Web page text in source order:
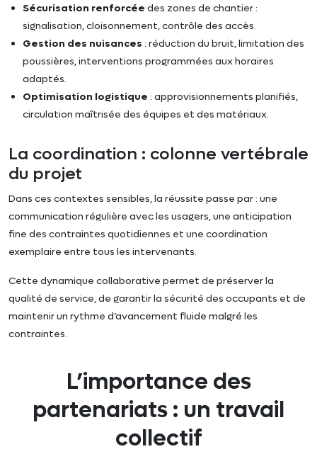
Sécurisation renforcée des zones de chantier :
signalisation, cloisonnement, contrôle des accès.
Gestion des nuisances : réduction du bruit, limitation des
poussières, interventions programmées aux horaires
adaptés.
Optimisation logistique : approvisionnements planifiés,
circulation maîtrisée des équipes et des matériaux.
La coordination : colonne vertébrale
du projet
Dans ces contextes sensibles, la réussite passe par : une
communication régulière avec les usagers, une anticipation
fine des contraintes quotidiennes et une coordination
exemplaire entre tous les intervenants.
Cette dynamique collaborative permet de préserver la
qualité de service, de garantir la sécurité des occupants et de
maintenir un rythme d’avancement fluide malgré les
contraintes.
L’importance des
partenariats : un travail
collectif